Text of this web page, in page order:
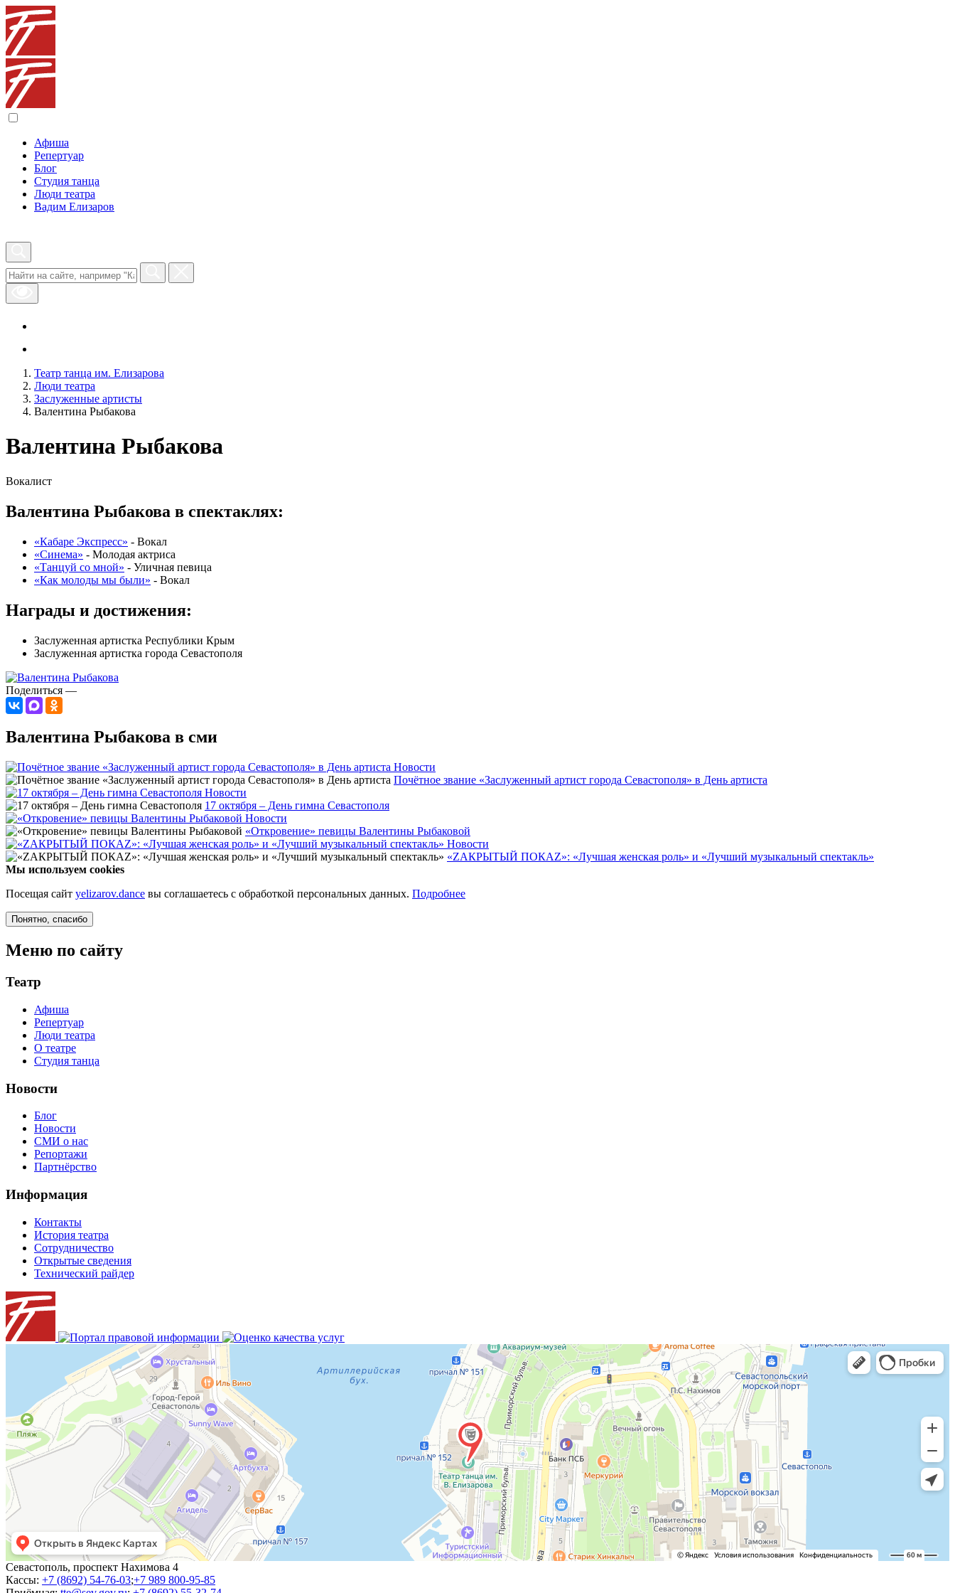
Афиша
Репертуар
Блог
Студия танца
Люди театра
Вадим Елизаров
Театр танца им. Елизарова
Люди театра
Заслуженные артисты
Валентина Рыбакова
Валентина Рыбакова
Вокалист
Валентина Рыбакова в спектаклях:
«Кабаре Экспресс» - Вокал
«Синема» - Молодая актриса
«Танцуй со мной» - Уличная певица
«Как молоды мы были» - Вокал
Награды и достижения:
Заслуженная артистка Республики Крым
Заслуженная артистка города Севастополя
Поделиться —
Валентина Рыбакова в сми
Новости
Почётное звание «Заслуженный артист города Севастополя» в День артиста
Новости
17 октября – День гимна Севастополя
Новости
«Откровение» певицы Валентины Рыбаковой
Новости
«ZАКРЫТЫЙ ПОКАZ»: «Лучшая женская роль» и «Лучший музыкальный спектакль»
Мы используем cookies
Посещая сайт yelizarov.dance вы соглашаетесь с обработкой персональных данных. Подробнее
Понятно , спасибо
Меню по сайту
Театр
Афиша
Репертуар
Люди театра
О театре
Студия танца
Новости
Блог
Новости
СМИ о нас
Репортажи
Партнёрство
Информация
Контакты
История театра
Сотрудничество
Открытые сведения
Технический райдер
Севастополь, проспект Нахимова 4
Кассы: +7 (8692) 54-76-03;+7 989 800-95-85